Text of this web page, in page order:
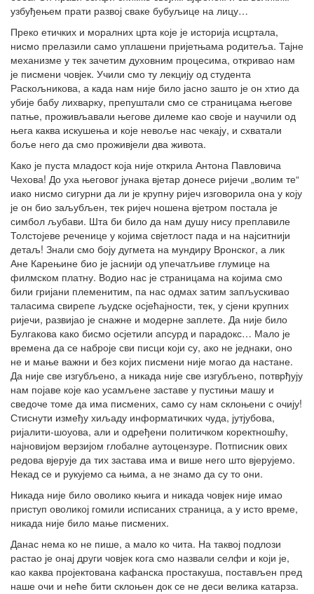
узбуђењем прати развој сваке бубуљице на лицу…
Преко етичких и моралних црта које је историја исцртала,
нисмо прелазили само уплашени пријетњама родитеља. Тајне
механизме у тек зачетим духовним процесима, откривао нам
је писмени човјек. Учили смо ту лекцију од студента
Раскољникова, а када нам није било јасно зашто је он хтио да
убије бабу лихварку, препуштали смо се страницама његове
патње, проживљавали његове дилеме као своје и научили од
њега каква искушења и које невоље нас чекају, и схватали
боље него да смо проживјели два живота.
Како је пуста младост која није открила Антона Павловича
Чехова! До уха његовог јунака вјетар донесе ријечи „волим те“
иако нисмо сигурни да ли је крупну ријеч изговорила она у коју
је он био заљубљен, тек ријеч ношена вјетром постала је
симбол љубави. Шта би било да нам душу нису преплавиле
Толстојеве реченице у којима свјетлост пада и на најситнији
детаљ! Знали смо боју дугмета на мундиру Вронског, а лик
Ане Карењине био је јаснији од упечатљиве глумице на
филмском платну. Водио нас је страницама на којима смо
били гријани племенитим, па нас одмах затим запљускивао
таласима свирепе људске осјећајности, тек, у сјени крупних
ријечи, развијао је снажне и модерне заплете. Да није било
Булгакова како бисмо осјетили апсурд и парадокс… Мало је
времена да се наброје сви писци који су, ако не једнаки, оно
не и мање важни и без којих писмени није могао да настане.
Да није све изгубљено, а никада није све изгубљено, потврђују
нам појаве које као усамљене заставе у пустињи машу и
сведоче томе да има писмених, само су нам склоњени с очију!
Стиснути између хиљаду информатичких чуда, јутјубова,
ријалити-шоуова, али и одређени политичком коректношћу,
најновијом верзијом глобалне аутоцензуре. Потписник ових
редова вјерује да тих застава има и више него што вјерујемо.
Некад се и рукујемо са њима, а не знамо да су то они.
Никада није било оволико књига и никада човјек није имао
приступ оволикој гомили исписаних страница, а у исто време,
никада није било мање писмених.
Данас нема ко не пише, а мало ко чита. На таквој подлози
растао је онај други човјек кога смо назвали селфи и који је,
као каква пројектована кафанска простакуша, постављен пред
наше очи и неће бити склоњен док се не деси велика катарза.